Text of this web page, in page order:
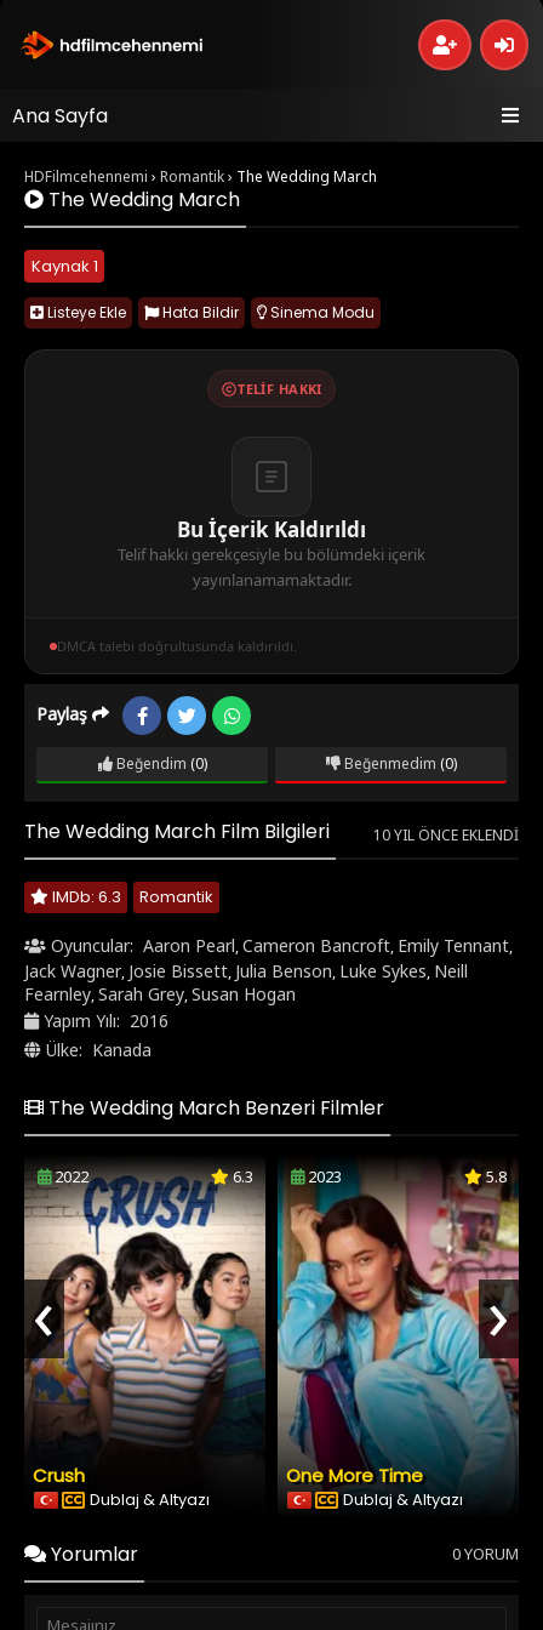
Ana Sayfa
HDFilmcehennemi › Romantik› The Wedding March
The Wedding March
Kaynak 1
Listeye Ekle Hata Bildir Sinema Modu
TELIF HAKKI
Bu İçerik Kaldırıldı
Telif hakkı gerekçesiyle bu bölümdeki içerik
yayınlanamamaktadır.
DMCA talebi doğrultusunda kaldırıldı.
Paylaş
Beğendim (0) Beğenmedim (0)
The Wedding March Film Bilgileri 10 YIL ÖNCE EKLENDI
IMDb: 6.3 Romantik
Oyuncular: Aaron Pearl,Cameron Bancroft, Emily Tennant,
Jack Wagner, Josie Bissett, Julia Benson, Luke Sykes, Neill
Fearnley,Sarah Grey,Susan Hogan
Yapım Yılı: 2016
Ülke: Kanada
The Wedding March Benzeri Filmler
2022 6.3
Crush
Dublaj & Altyazı
2023 5.8
One More Time
Dublaj & Altyazı
‹ ›
Yorumlar 0 YORUM